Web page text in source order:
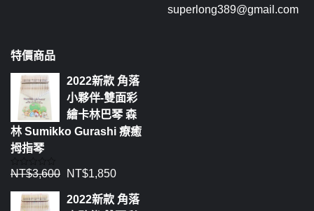
superlong389@gmail.com
特價商品
2022新款 角落
小夥伴-雙面彩
繪卡林巴琴 森
林 Sumikko Gurashi 療癒
拇指琴
評
0
NT$3,600 NT$1,850
2022新款 角落